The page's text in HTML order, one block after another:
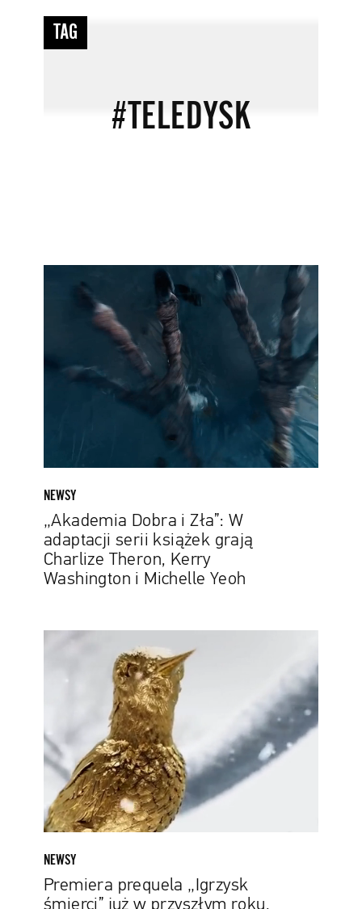
#teledysk
TAG
#TELEDYSK
adaptacji
Theron,
Kerry
i
Michelle
Yeoh
NEWSY
„Akademia Dobra i Zła”: W
adaptacji serii książek grają
Charlize Theron, Kerry
Washington i Michelle Yeoh
„Igrzysk
w
przyszłym
roku.
Jest
pierwszy
teaser
filmu
NEWSY
Premiera prequela „Igrzysk
śmierci” już w przyszłym roku.